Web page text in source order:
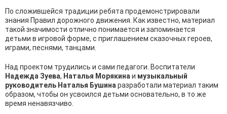
По сложившейся традиции ребята продемонстрировали
знания Правил дорожного движения. Как известно, материал
такой значимости отлично понимается и запоминается
детьми в игровой форме, с приглашением сказочных героев,
играми, песнями, танцами.
Над проектом трудились и сами педагоги. Воспитатели
Надежда Зуева, Наталья Морякина и музыкальный
руководитель Наталья Бушина разработали материал таким
образом, чтобы он усвоился детьми основательно, в то же
время ненавязчиво.